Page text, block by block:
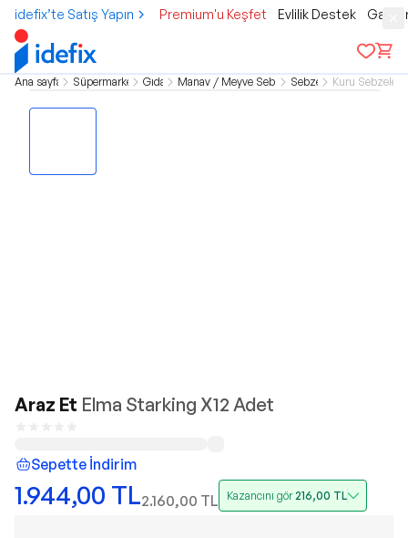
idefix’te Satış Yapın Premium'u Keşfet Evlilik Destek
Ana sayfa Süpermarket Gıda Manav / Meyve Sebze Sebze Kuru Sebzeler
Araz Et Elma Starking X12 Adet
Sepette İndirim
1.944,00 TL2.160,00 TL Kazancını gör216,00 TL